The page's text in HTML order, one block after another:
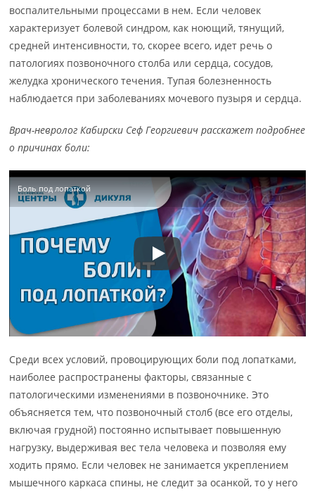
воспалительными процессами в нем. Если человек
характеризует болевой синдром, как ноющий, тянущий,
средней интенсивности, то, скорее всего, идет речь о
патологиях позвоночного столба или сердца, сосудов,
желудка хронического течения. Тупая болезненность
наблюдается при заболеваниях мочевого пузыря и сердца.
Врач-невролог Кабирски Сеф Георгиевич расскажет подробнее
о причинах боли:
Боль под лопаткой
Среди всех условий, провоцирующих боли под лопатками,
наиболее распространены факторы, связанные с
патологическими изменениями в позвоночнике. Это
объясняется тем, что позвоночный столб (все его отделы,
включая грудной) постоянно испытывает повышенную
нагрузку, выдерживая вес тела человека и позволяя ему
ходить прямо. Если человек не занимается укреплением
мышечного каркаса спины, не следит за осанкой, то у него